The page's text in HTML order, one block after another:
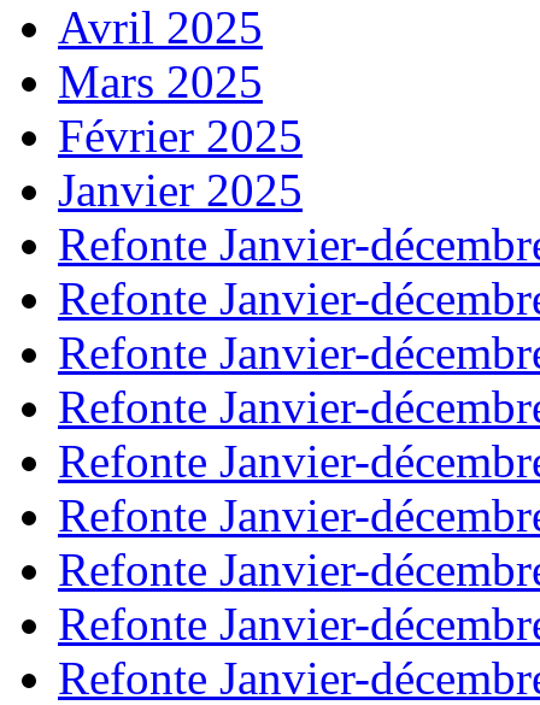
Avril 2025
Mars 2025
Février 2025
Janvier 2025
Refonte Janvier-
Refonte Janvier-
Refonte Janvier-
Refonte Janvier-
Refonte Janvier-
Refonte Janvier-
Refonte Janvier-
Refonte Janvier-
Refonte Janvier-